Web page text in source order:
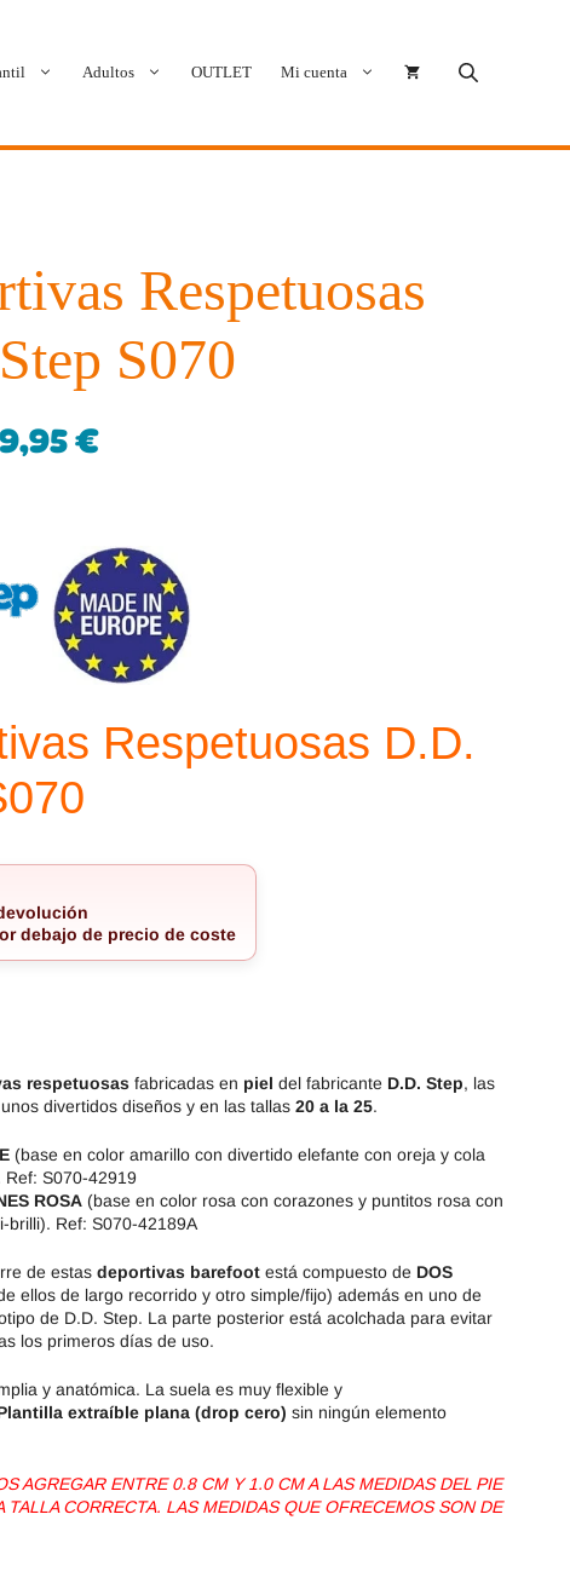
Deditos
Demax
FlexiNens
Magical Shoes
OldSoles
RIA
Dodo Shoes
Adultos OUTLET Mi cuenta
Respetuosas
S070
€
Respetuosas D.D.
debajo de precio de coste
respetuosas fabricadas en piel del fabricante D.D. Step, las
divertidos diseños y en las tallas 20 a la 25.
(base en color amarillo con divertido elefante con oreja y cola
Ref: S070-42919
ROSA (base en color rosa con corazones y puntitos rosa con
brilli). Ref: S070-42189A
de estas deportivas barefoot está compuesto de DOS
ellos de largo recorrido y otro simple/fijo) además en uno de
de D.D. Step. La parte posterior está acolchada para evitar
los primeros días de uso.
y anatómica. La suela es muy flexible y
extraíble plana (drop cero) sin ningún elemento
AGREGAR ENTRE 0.8 CM Y 1.0 CM A LAS MEDIDAS DEL PIE
TALLA CORRECTA. LAS MEDIDAS QUE OFRECEMOS SON DE